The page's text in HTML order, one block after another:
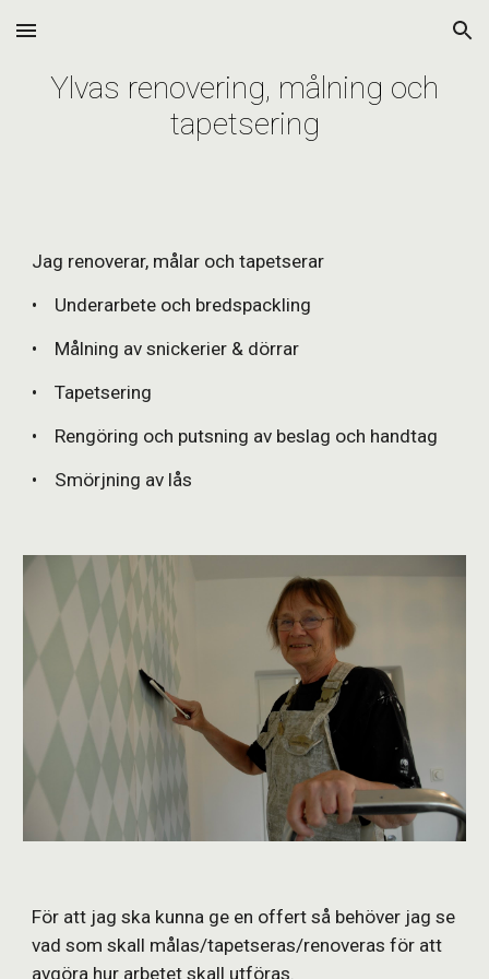
Skip to main content Skip to navigation
Ylvas renovering, målning och
tapetsering
Jag renoverar, målar och tapetserar
• Underarbete och bredspackling
• Målning av snickerier & dörrar
• Tapetsering
• Rengöring och putsning av beslag och handtag
• Smörjning av lås
För att jag ska kunna ge en offert så behöver jag se
vad som skall målas/tapetseras/renoveras för att
avgöra hur arbetet skall utföras.